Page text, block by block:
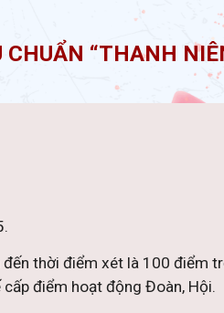
CHUẨN “THANH
thời điểm xét là 100 điểm
cấp điểm hoạt động Đoàn, Hội.